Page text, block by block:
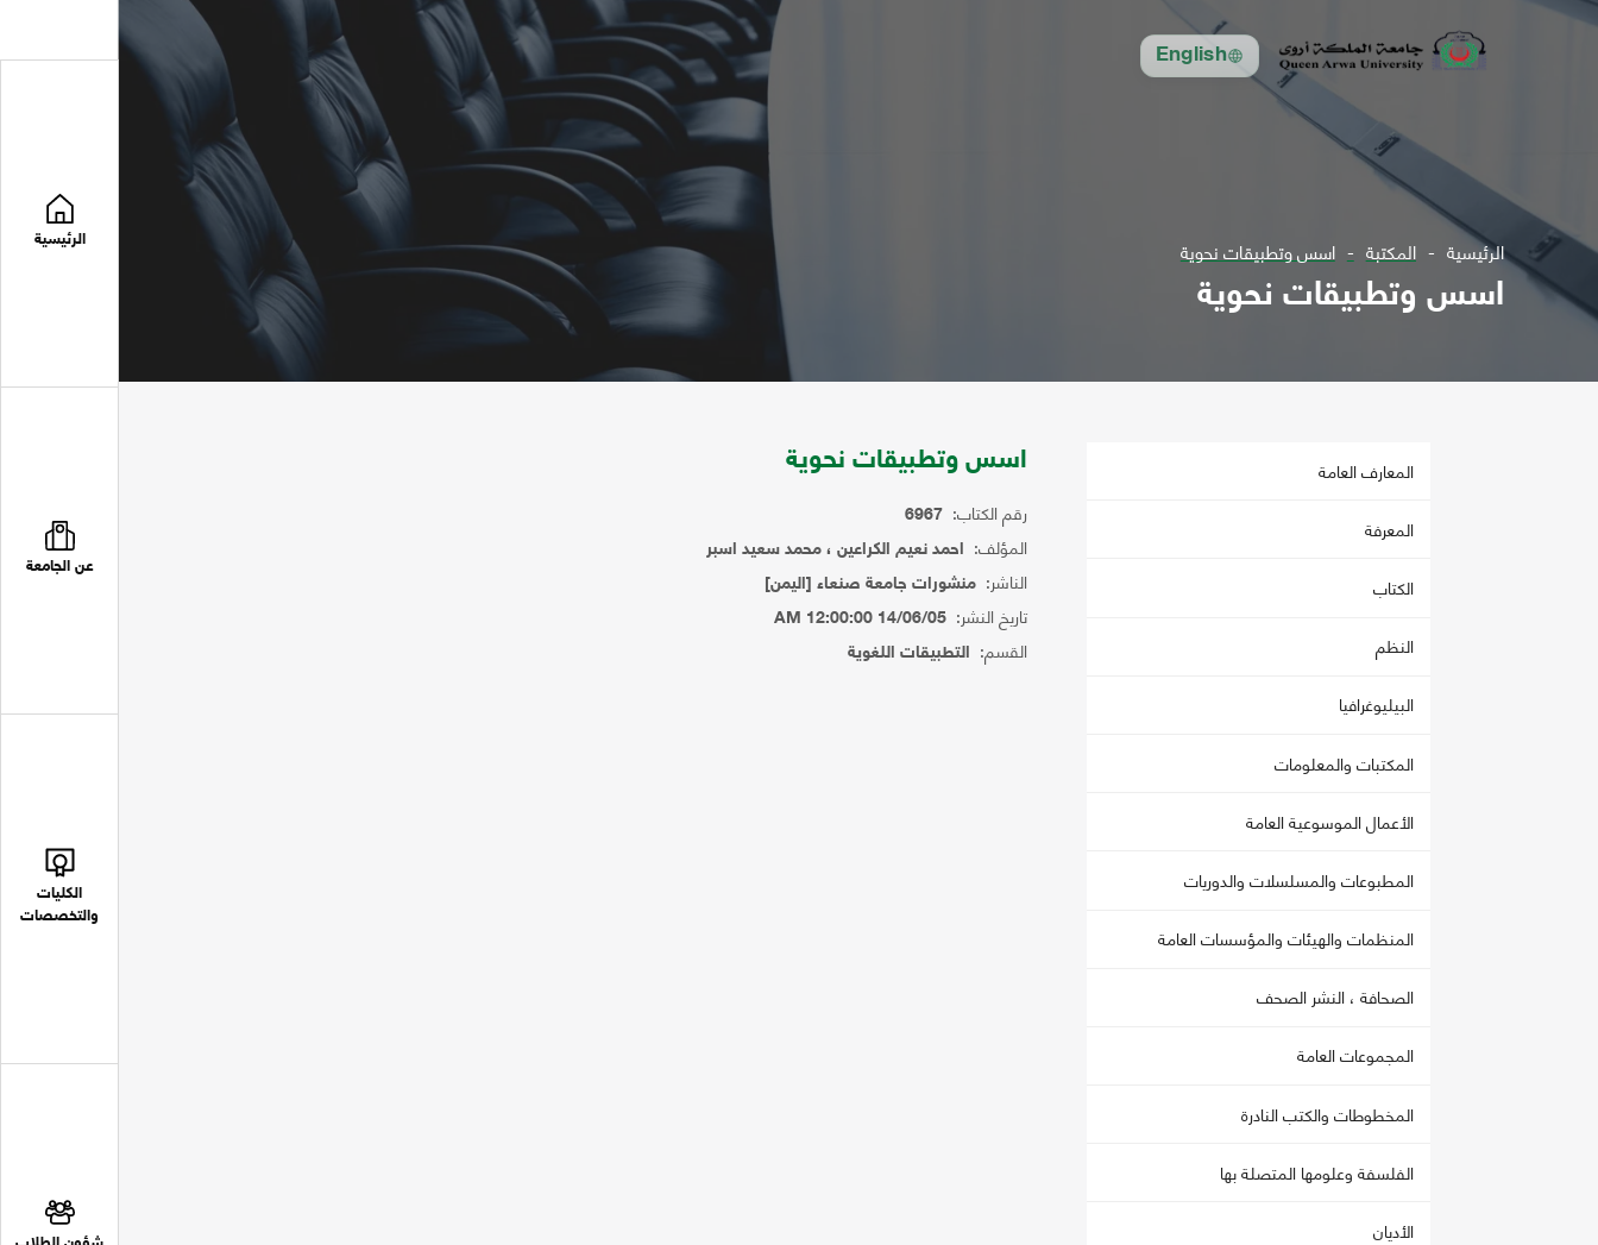
English
الرئيسية
عن الجامعة
الكليات
والتخصصات
الرئيسية المكتبة اسس وتطبيقات نحوية
اسس وتطبيقات نحوية
المعارف العامة
المعرفة
الكتاب
النظم
البيليوغرافيا
المكتبات والمعلومات
الأعمال الموسوعية العامة
المطبوعات والمسلسلات والدوريات
المنظمات والهيئات والمؤسسات العامة
الصحافة ، النشر الصحف
المجموعات العامة
المخطوطات والكتب النادرة
الفلسفة وعلومها المتصلة بها
الأديان
اسس وتطبيقات نحوية
رقم الكتاب: 6967
المؤلف: احمد نعيم الكراعين ، محمد سعيد اسبر
الناشر: منشورات جامعة صنعاء [اليمن]
تاريخ النشر: 14/06/05 12:00:00 AM
القسم: التطبيقات اللغوية